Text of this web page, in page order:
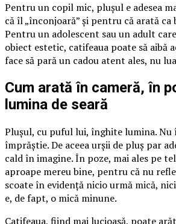
Pentru un copil mic, plușul e adesea
că îl „înconjoară” și pentru că arată
Pentru un adolescent sau un adult
obiect estetic, catifeaua poate să aibă
face să pară un cadou atent ales, nu
Cum arată în cameră, în
lumina de seară
Plușul, cu puful lui, înghite lumina.
împrăștie. De aceea urșii de pluș par
cald în imagine. În poze, mai ales pe
aproape mereu bine, pentru că nu
scoate în evidență nicio urmă mică,
e, de fapt, o mică minune.
Catifeaua, fiind mai lucioasă, poate